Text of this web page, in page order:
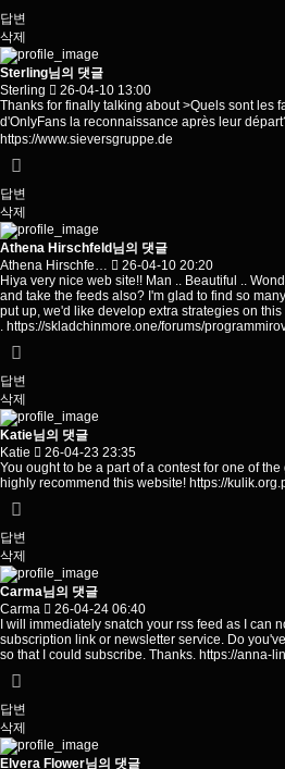
답변
삭제
Sterling님의 댓글
Sterling
26-04-10 13:00
Thanks for finally talking about >Quels sont les
d'OnlyFans la reconnaissance après leur
https://www.sieversgruppe.de
답변
삭제
Athena Hirschfeld님의 댓글
Athena Hirschfe…
26-04-10 20:20
Hiya very nice web site!! Man .. Beautiful ..
and take the feeds also? I'm glad to find so
put up, we'd like develop extra strategies on
. https://skladchinmore.one/forums/
답변
삭제
Katie님의 댓글
Katie
26-04-23 23:35
You ought to be a part of a contest for one of the
highly recommend this website! https://
답변
삭제
Carma님의 댓글
Carma
26-04-24 06:40
I will immediately snatch your rss feed as I can
subscription link or newsletter service. Do
so that I could subscribe. Thanks. https://anna-
답변
삭제
Elvera Flower님의 댓글